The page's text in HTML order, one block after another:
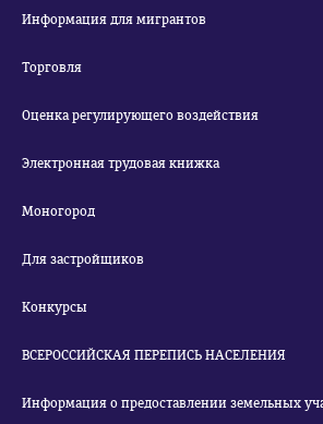
Информация для мигрантов
Торговля
Оценка регулирующего воздействия
Электронная трудовая книжка
Моногород
Для застройщиков
Конкурсы
ВСЕРОССИЙСКАЯ ПЕРЕПИСЬ НАСЕЛЕНИЯ
Информация о предоставлении земельных